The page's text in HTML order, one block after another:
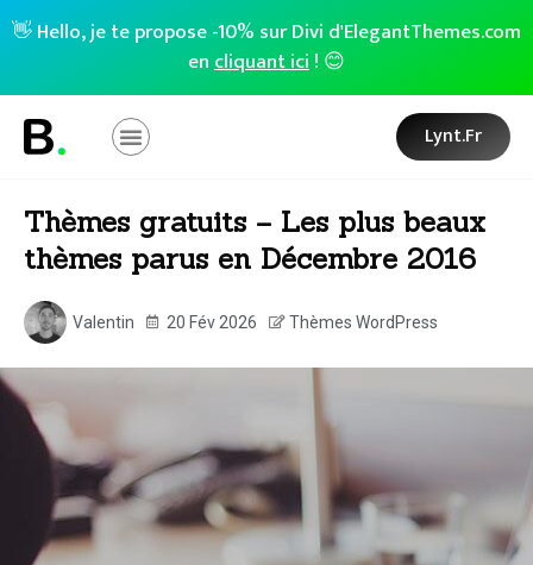
👋 Hello, je te propose -10% sur Divi d'ElegantThemes.com
encliquant ici! 😊
Lynt.fr
Thèmes gratuits – Les plus beaux
thèmes parus en Décembre 2016
Valentin 20 Fév 2026 Thèmes WordPress